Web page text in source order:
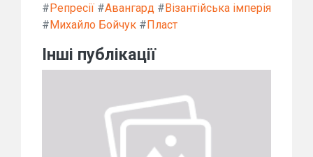
#Репресії #Авангард #Візантійська імперія
#Михайло Бойчук #Пласт
Інші публікації